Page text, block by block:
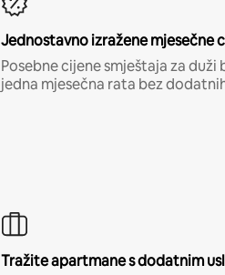
Jednostavno izražene mjesečne
Posebne cijene smještaja za duži
jedna mjesečna rata bez
Tražite apartmane s dodatnim